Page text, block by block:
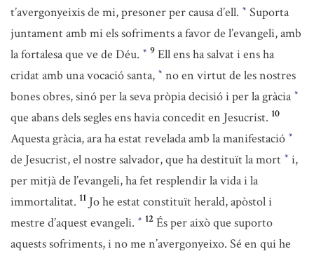
t’avergonyeixis de mi, presoner per causa d’ell. * Suporta
juntament amb mi els sofriments a favor de l’evangeli, amb
la fortalesa que ve de Déu. * 9 Ell ens ha salvat i ens ha
cridat amb una vocació santa, * no en virtut de les nostres
bones obres, sinó per la seva pròpia decisió i per la gràcia *
que abans dels segles ens havia concedit en Jesucrist. 10
Aquesta gràcia, ara ha estat revelada amb la manifestació *
de Jesucrist, el nostre salvador, que ha destituït la mort * i,
per mitjà de l’evangeli, ha fet resplendir la vida i la
immortalitat. 11 Jo he estat constituït herald, apòstol i
mestre d’aquest evangeli. * 12 És per això que suporto
aquests sofriments, i no me n’avergonyeixo. Sé en qui he